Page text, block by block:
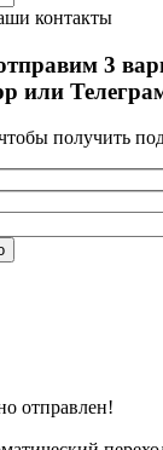
контакты
3
или
получить
отправлен!